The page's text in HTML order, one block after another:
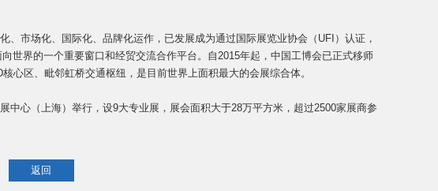
市场化、国际化、品牌化运作，已发展成为通过国际展览业协会（UFI）认证，
世界的一个重要窗口和经贸交流合作平台。自2015年起，中国工博会已正式移师
心区、毗邻虹桥交通枢纽，是目前世界上面积最大的会展综合体。
中心（上海）举行，设9大专业展，展会面积大于28万平方米，超过2500家展商参
返回